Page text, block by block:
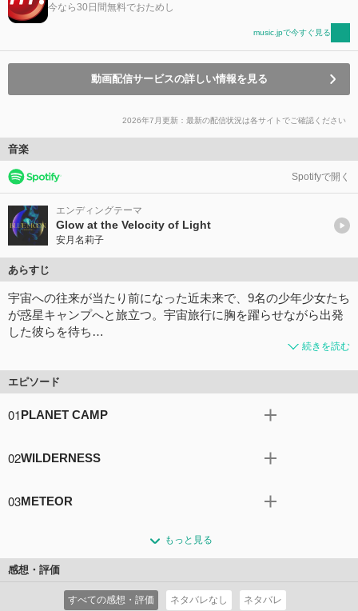
今なら30日間無料でおためし
music.jpで今すぐ見る
動画配信サービスの詳しい情報を見る
2026年7月更新：最新の配信状況は各サイトでご確認ください
音楽
Spotifyで開く
エンディングテーマ
Glow at the Velocity of Light
安月名莉子
あらすじ
宇宙への往来が当たり前になった近未来で、9名の少年少女たち
が惑星キャンプへと旅立つ。宇宙旅行に胸を躍らせながら出発
した彼らを待ち…
続きを読む
エピソード
01PLANET CAMP
の生徒アリエス・スプリングは、初めての惑星キャンプに
を合わせたカナタ・ホシジマら計9名。一行は無事に惑星
【後半】宇宙旅行が当たり前になった時代。ケアード高校
胸をときめかせていた。同じ班になったのは、宇宙港で顔
マクパに辿り着つくが……予期せぬ事態が発生する！
02WILDERNESS
に降り立ったカナタたち。特異な生態系に翻弄されながら
ていく。しかし、十分な食料と水が確保できるとわかった
矢先、再び謎の球体が現れる！
コメント7件
03METEOR
一人一人に疑いの眼差しを向けるが、証拠となるものは見
当たらない。猜疑心に苛まれながら、ついにメンバーに事
る中、アストラ号の壁が突然爆発する！
もっと見る
感想・評価
すべての感想・評価 ネタバレなし ネタバレ